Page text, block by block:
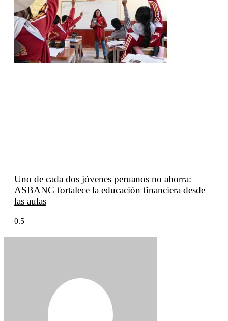
Uno de cada dos jóvenes peruanos no ahorra:
ASBANC fortalece la educación financiera desde
las aulas